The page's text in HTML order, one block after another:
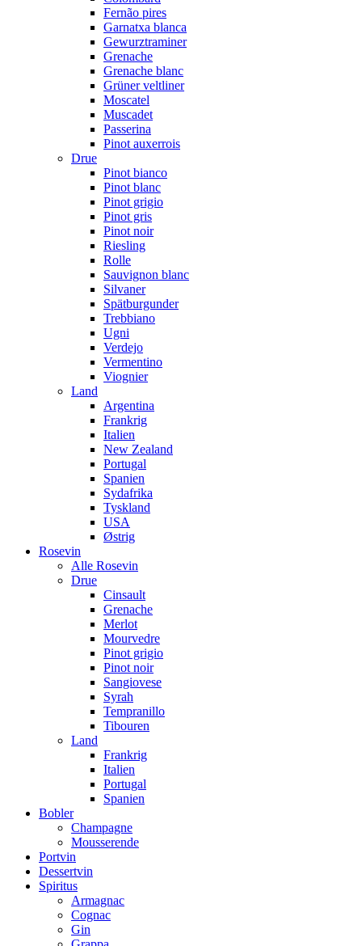
Fernão pires
Garnatxa blanca
Gewurztraminer
Grenache
Grenache blanc
Grüner veltliner
Moscatel
Muscadet
Passerina
Pinot auxerrois
Drue
Pinot bianco
Pinot blanc
Pinot grigio
Pinot gris
Pinot noir
Riesling
Rolle
Sauvignon blanc
Silvaner
Spätburgunder
Trebbiano
Ugni
Verdejo
Vermentino
Viognier
Land
Argentina
Frankrig
Italien
New Zealand
Portugal
Spanien
Sydafrika
Tyskland
USA
Østrig
Rosevin
Alle Rosevin
Drue
Cinsault
Grenache
Merlot
Mourvedre
Pinot grigio
Pinot noir
Sangiovese
Syrah
Tempranillo
Tibouren
Land
Frankrig
Italien
Portugal
Spanien
Bobler
Champagne
Mousserende
Portvin
Dessertvin
Spiritus
Armagnac
Cognac
Gin